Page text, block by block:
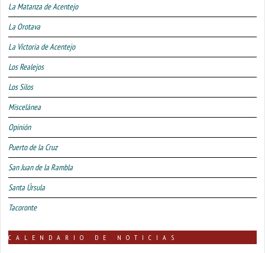
La Matanza de Acentejo
La Orotava
La Victoria de Acentejo
Los Realejos
Los Silos
Miscelánea
Opinión
Puerto de la Cruz
San Juan de la Rambla
Santa Úrsula
Tacoronte
CALENDARIO DE NOTICIAS